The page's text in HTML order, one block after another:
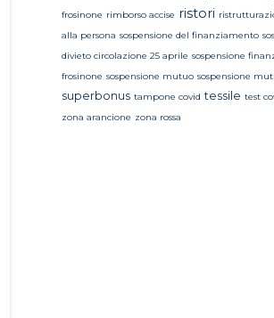
frosinone rimborso accise ristori
alla persona sospensione del finanziamento
divieto circolazione 25 aprile sospensione
frosinone sospensione mutuo sospensione
superbonus tampone covid tessile test
zona arancione zona rossa